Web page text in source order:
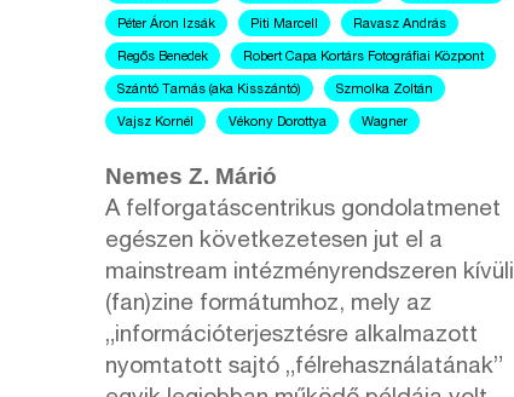
Péter Áron Izsák Piti Marcell Ravasz András
Regős Benedek Robert Capa Kortárs Fotográfiai Központ
Szántó Tamás (aka Kisszántó) Szmolka Zoltán
Vajsz Kornél Vékony Dorottya Wagner
Nemes Z. Márió
A felforgatáscentrikus gondolatmenet
egészen következetesen jut el a
mainstream intézményrendszeren kívüli
(fan)zine formátumhoz, mely az
„információterjesztésre alkalmazott
nyomtatott sajtó „félrehasználatának”